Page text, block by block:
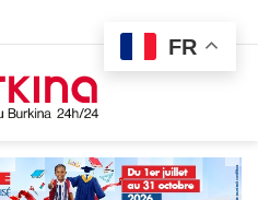
FR